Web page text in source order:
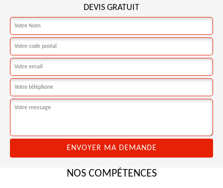
DEVIS GRATUIT
NOS COMPÉTENCES